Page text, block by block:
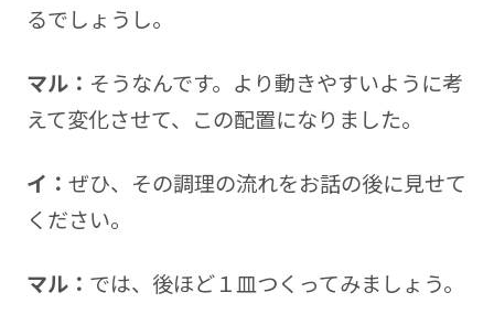
るでしょうし。
マル： そうなんです。より動きやすいように考
えて変化させて、この配置になりました。
イ： ぜひ、その調理の流れをお話の後に見せて
ください。
マル： では、後ほど１皿つくってみましょう。